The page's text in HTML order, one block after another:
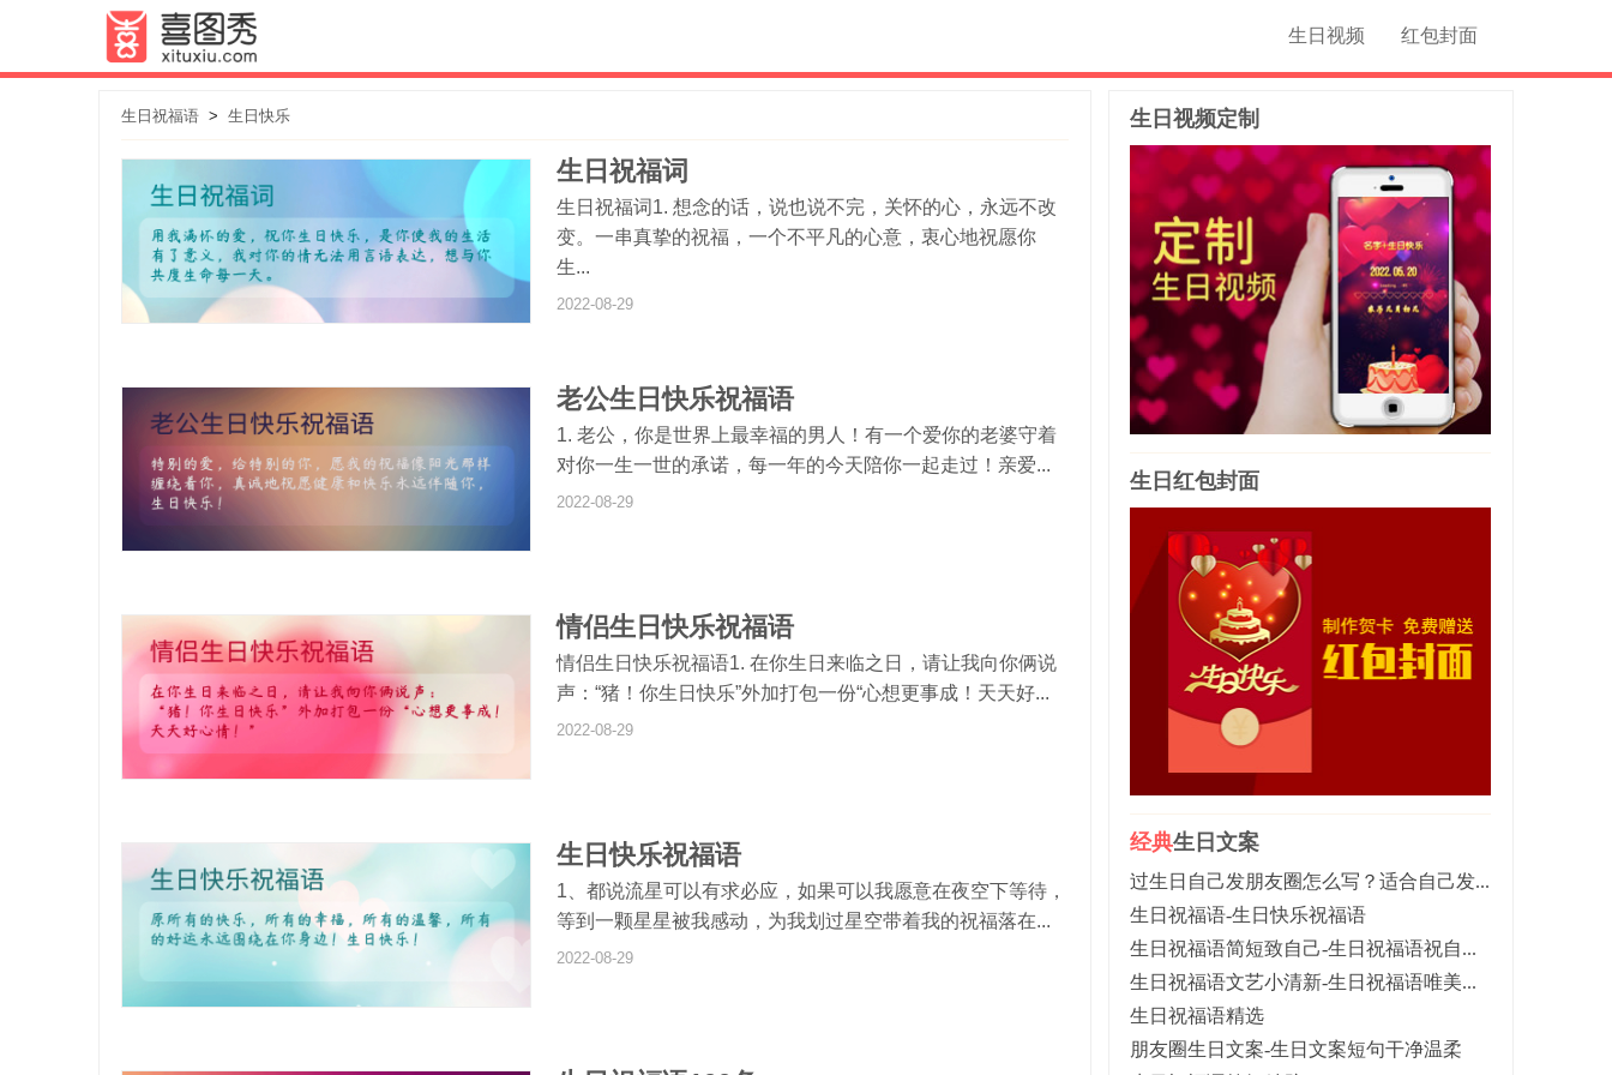
生日视频 红包封面
生日祝福语> 生日快乐
生日祝福词
生日祝福词1. 想念的话，说也说不完，关怀的心，永远不改
变。一串真挚的祝福，一个不平凡的心意，衷心地祝愿你
生...
2022-08-29
老公生日快乐祝福语
1. 老公，你是世界上最幸福的男人！有一个爱你的老婆守着
对你一生一世的承诺，每一年的今天陪你一起走过！亲爱...
2022-08-29
情侣生日快乐祝福语
情侣生日快乐祝福语1. 在你生日来临之日，请让我向你俩说
声：“猪！你生日快乐”外加打包一份“心想更事成！天天好...
2022-08-29
生日快乐祝福语
1、都说流星可以有求必应，如果可以我愿意在夜空下等待，
等到一颗星星被我感动，为我划过星空带着我的祝福落在...
2022-08-29
生日视频定制
生日红包封面
经典生日文案
过生日自己发朋友圈怎么写？适合自己发...
生日祝福语-生日快乐祝福语
生日祝福语简短致自己-生日祝福语祝自...
生日祝福语文艺小清新-生日祝福语唯美...
生日祝福语精选
朋友圈生日文案-生日文案短句干净温柔